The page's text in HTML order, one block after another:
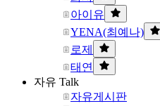
아이유
YENA(최예나)
로제
태연
자유 Talk
자유게시판